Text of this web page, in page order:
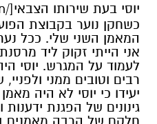
כשחקן נוער בקבוצת
המאמן השני שלי. ככל נער
אני הייתי זקוק ליד
לעמוד על המגרש. יוסי
רבים וטובים ממני
יעידו כי יוסי לא היה
גינונים של הפגנת